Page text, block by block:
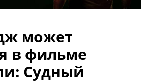
может
в фильме
Судный